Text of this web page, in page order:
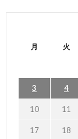
月 火
3 4
10 11
17 18